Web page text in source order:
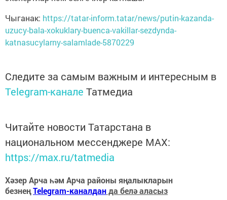
Чыганак: https://tatar-inform.tatar/news/putin-kazanda-
uzucy-bala-xokuklary-buenca-vakillar-sezdynda-
katnasucylarny-salamlade-5870229
Следите за самым важным и интересным в
Telegram-канале Татмедиа
Читайте новости Татарстана в
национальном мессенджере MАХ:
https://max.ru/tatmedia
Хәзер Арча һәм Арча районы яңалыкларын
безнеңTelegram-каналданда белә аласыз